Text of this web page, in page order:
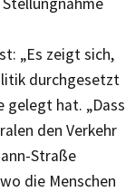
„Es zeigt sich,
durchgesetzt
gelegt hat. „Dass
den Verkehr
Straße
die Menschen